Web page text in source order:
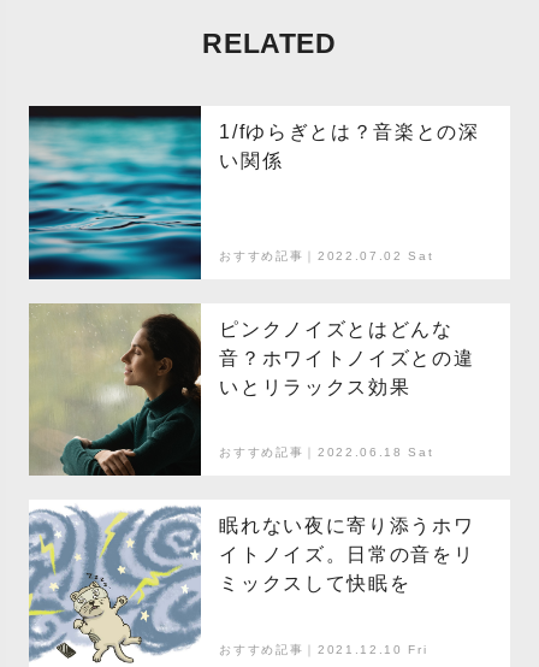
RELATED
1/fゆらぎとは？音楽との深
い関係
おすすめ記事｜2022.07.02 Sat
ピンクノイズとはどんな
音？ホワイトノイズとの違
いとリラックス効果
おすすめ記事｜2022.06.18 Sat
眠れない夜に寄り添うホワ
イトノイズ。日常の音をリ
ミックスして快眠を
おすすめ記事｜2021.12.10 Fri